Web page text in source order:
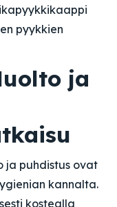
pyykkien
ja
ja puhdistus ovat
kannalta.
kostealla